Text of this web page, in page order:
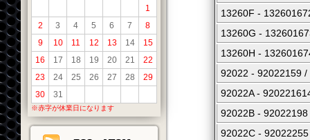
1
2
3 4 5 6 7
8
9
10 11 12 13 14
15
16
17 18 19 20 21
22
23
24 25 26 27 28
29
30
31
※赤字が休業日になります
13260F -
13260G -
13260H -
92022 - 92022159 /
92022A -
92022B -
92022C -